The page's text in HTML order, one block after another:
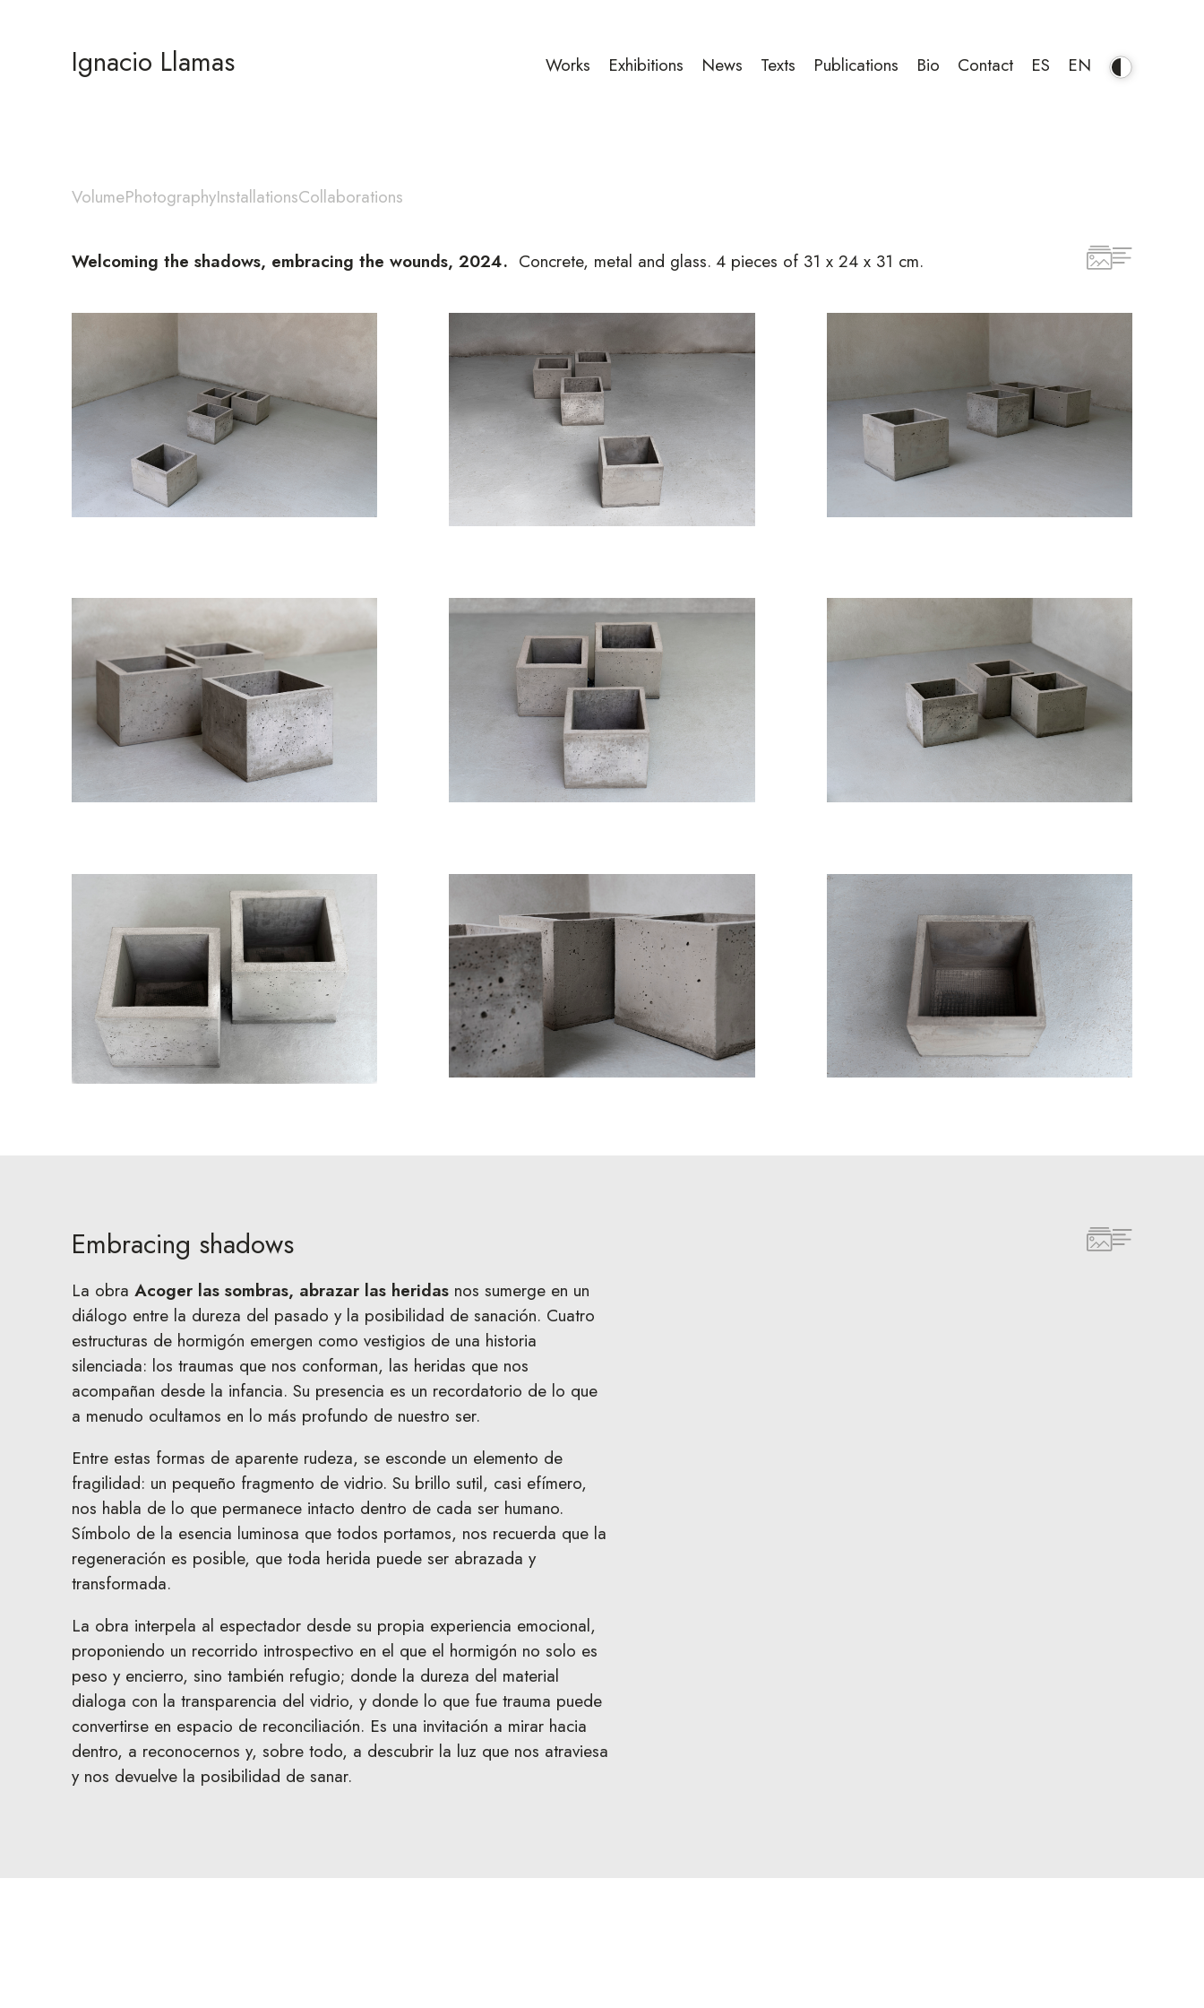
Ignacio Llamas Works Exhibitions News Texts Publications Bio Contact ES EN
VolumePhotographyInstallationsCollaborations
Welcoming the shadows, embracing the wounds, 2024. Concrete, metal and glass. 4 pieces of 31 x 24 x 31 cm.
Embracing shadows
La obra Acoger las sombras, abrazar las heridas nos sumerge en un
diálogo entre la dureza del pasado y la posibilidad de sanación. Cuatro
estructuras de hormigón emergen como vestigios de una historia
silenciada: los traumas que nos conforman, las heridas que nos
acompañan desde la infancia. Su presencia es un recordatorio de lo que
a menudo ocultamos en lo más profundo de nuestro ser.
Entre estas formas de aparente rudeza, se esconde un elemento de
fragilidad: un pequeño fragmento de vidrio. Su brillo sutil, casi efímero,
nos habla de lo que permanece intacto dentro de cada ser humano.
Símbolo de la esencia luminosa que todos portamos, nos recuerda que la
regeneración es posible, que toda herida puede ser abrazada y
transformada.
La obra interpela al espectador desde su propia experiencia emocional,
proponiendo un recorrido introspectivo en el que el hormigón no solo es
peso y encierro, sino también refugio; donde la dureza del material
dialoga con la transparencia del vidrio, y donde lo que fue trauma puede
convertirse en espacio de reconciliación. Es una invitación a mirar hacia
dentro, a reconocernos y, sobre todo, a descubrir la luz que nos atraviesa
y nos devuelve la posibilidad de sanar.